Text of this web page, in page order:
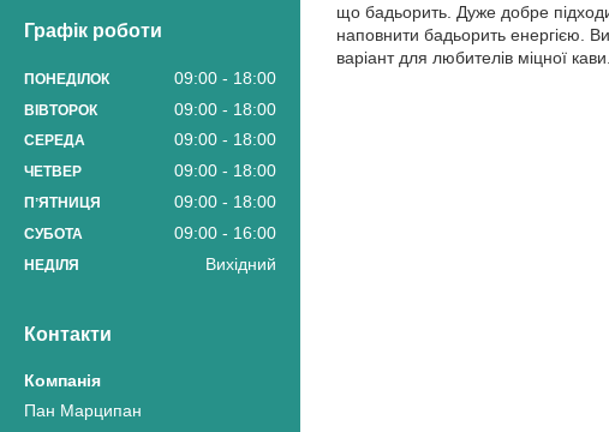
Графік роботи
ПОНЕДІЛОК 09:00 18:00
ВІВТОРОК 09:00 18:00
СЕРЕДА 09:00 18:00
ЧЕТВЕР 09:00 18:00
ПʼЯТНИЦЯ 09:00 18:00
СУБОТА 09:00 16:00
НЕДІЛЯ Вихідний
Контакти
Пан Марципан
що бадьорить. Дуже добре
наповнити бадьорить енергією.
варіант для любителів міцної